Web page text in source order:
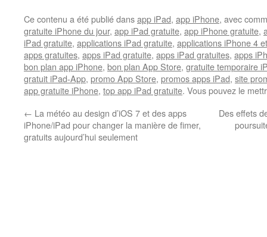
Ce contenu a été publié dansapp iPad, app iPhone, avec
gratuite iPhone du jour, app iPad gratuite, app iPhone gratuite,
iPad gratuite, applications iPad gratuite, applications iPhone 4
apps gratuites, apps iPad gratuite, apps iPad gratuites, apps
bon plan app iPhone, bon plan App Store, gratuite temporaire
gratuit iPad-App, promo App Store, promos apps iPad, site
app gratuite iPhone, top app iPad gratuite. Vous pouvez le
← La météo au design d’iOS 7 et des apps
iPhone/iPad pour changer la manière de fimer,
gratuits aujourd’hui seulement
Des effets